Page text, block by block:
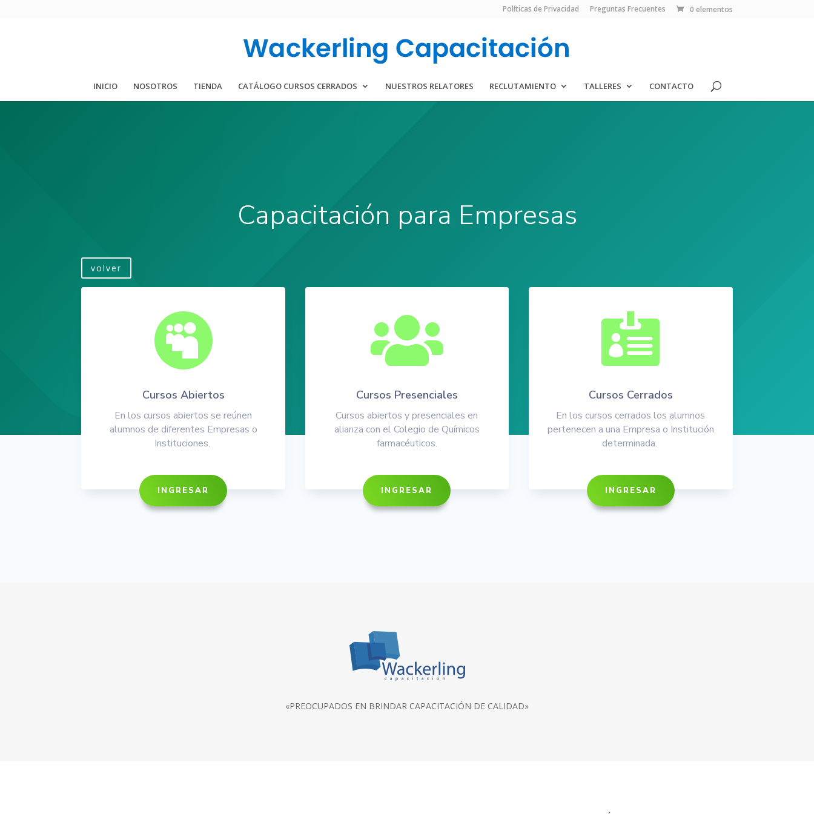
Políticas de Privacidad Preguntas Frecuentes 0 elementos
INICIO NOSOTROS TIENDA CATÁLOGO CURSOS CERRADOS NUESTROS RELATORES RECLUTAMIENTO TALLERES CONTACTO
Capacitación para Empresas
volver

Cursos Abiertos
En los cursos abiertos se reúnen
alumnos de diferentes Empresas o
Instituciones.
INGRESAR

Cursos Presenciales
Cursos abiertos y presenciales en
alianza con el Colegio de Químicos
farmacéuticos.
INGRESAR

Cursos Cerrados
En los cursos cerrados los alumnos
pertenecen a una Empresa o Institución
determinada.
INGRESAR
«PREOCUPADOS EN BRINDAR CAPACITACIÓN DE CALIDAD»